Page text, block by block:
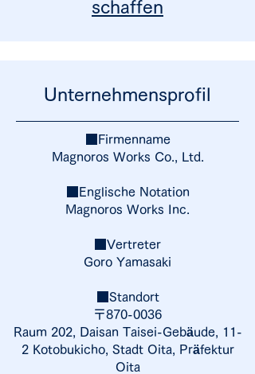
schaffen
Unternehmensprofil
■Firmenname
Magnoros Works Co., Ltd.
■Englische Notation
Magnoros Works Inc.
■Vertreter
Goro Yamasaki
■Standort
〒870-0036
Raum 202, Daisan Taisei-Gebäude, 11-
2 Kotobukicho, Stadt Oita, Präfektur
Oita